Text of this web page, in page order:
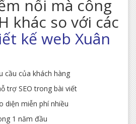
nổi mà công
khác so với các
kế web Xuân
cầu của khách hàng
trợ SEO trong bài viết
diện miễn phí nhiều
1 năm đầu